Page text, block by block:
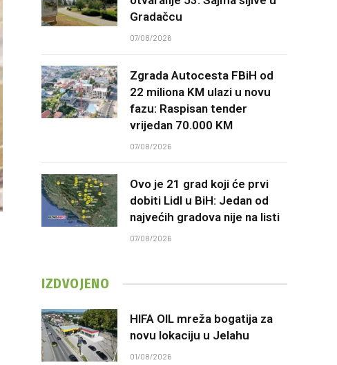
Gradačcu
07/08/2026
Zgrada Autocesta FBiH od
22 miliona KM ulazi u novu
fazu: Raspisan tender
vrijedan 70.000 KM
07/08/2026
Ovo je 21 grad koji će prvi
dobiti Lidl u BiH: Jedan od
najvećih gradova nije na listi
07/08/2026
IZDVOJENO
HIFA OIL mreža bogatija za
novu lokaciju u Jelahu
01/08/2026